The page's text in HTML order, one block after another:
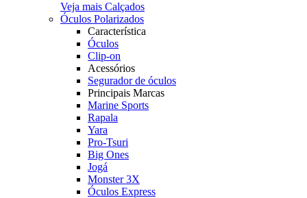
Veja mais Calçados
Óculos Polarizados
Característica
Óculos
Clip-on
Acessórios
Segurador de óculos
Principais Marcas
Marine Sports
Rapala
Yara
Pro-Tsuri
Big Ones
Jogá
Monster 3X
Óculos Express